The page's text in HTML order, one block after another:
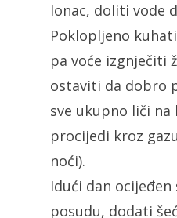
lonac, doliti vode
Poklopljeno
pa voće izgnječiti
ostaviti da dobro
sve ukupno liči na
procijedi kroz
noći).
Idući dan
posudu, dodati